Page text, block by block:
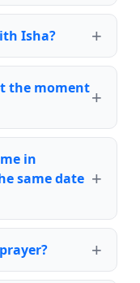
Isha?
the moment
in
same date